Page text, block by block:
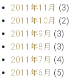
律
師
紹
介
調
律
2011年11月 (3)
2011年10月 (2)
2011年9月 (3)
2011年8月 (3)
2011年7月 (4)
2011年6月 (5)